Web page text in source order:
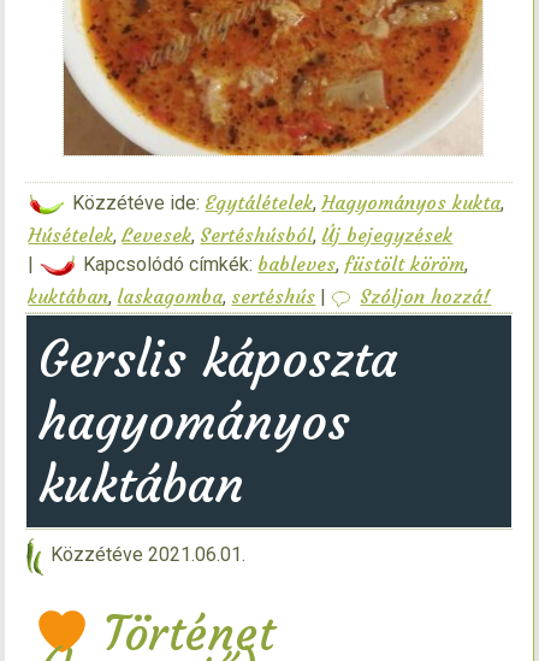
Közzétéve ide: Egytálételek,Hagyományos kukta,
Húsételek,Levesek, Sertéshúsból, Új bejegyzések
| Kapcsolódó címkék: bableves, füstölt köröm,
kuktában, laskagomba, sertéshús | Szóljon hozzá!
Gerslis káposzta
hagyományos
kuktában
Közzétéve 2021.06.01.
Történet